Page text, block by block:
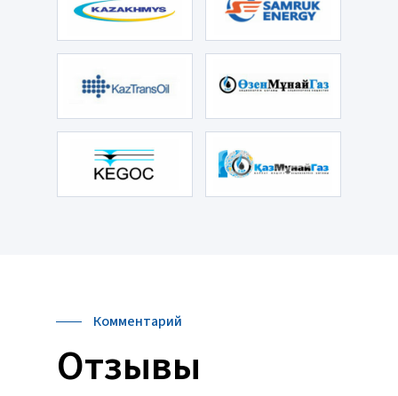
Отзывы
Комментарий